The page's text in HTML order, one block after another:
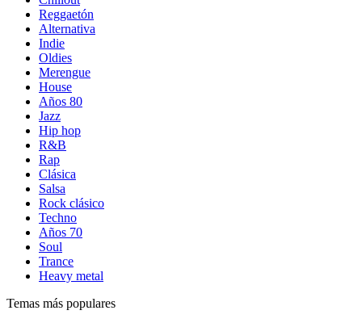
Reggaetón
Alternativa
Indie
Oldies
Merengue
House
Años 80
Jazz
Hip hop
R&B
Rap
Clásica
Salsa
Rock clásico
Techno
Años 70
Soul
Trance
Heavy metal
Temas más populares